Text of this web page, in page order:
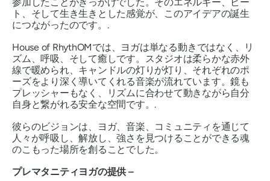
ト、そして生き生きとした感覚が、このアイデアの誕生
につながったのです。.
House of RhythOMでは、ヨガは単なる動きではなく、リ
ズム、呼吸、そして癒しです。スタジオは柔らかな赤外
線で暖められ、キャンドルの灯りが灯り、それぞれのポ
ーズをより深く導いてくれる音楽が流れています。鏡も
プレッシャーもなく、リズムに合わせて動きながら自分
自身と繋がれる安全な空間です。.
彼らのビジョンは、ヨガ、音楽、コミュニティを通じて
人々が呼吸し、解放し、強さを見つけることができる魂
のこもった場所を創ることでした。
プレマタニティヨガの提供 –